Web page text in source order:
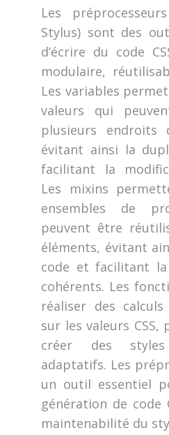
Les
Stylus) sont des
d’écrire du code
modulaire,
Les variables
valeurs qui
plusieurs endroits
évitant ainsi la
facilitant la
Les mixins
ensembles de
peuvent être
éléments, évitant
code et facilitant
cohérents. Les
réaliser des
sur les valeurs
créer des
adaptatifs. Les
un outil essentiel
génération de code
maintenabilité du